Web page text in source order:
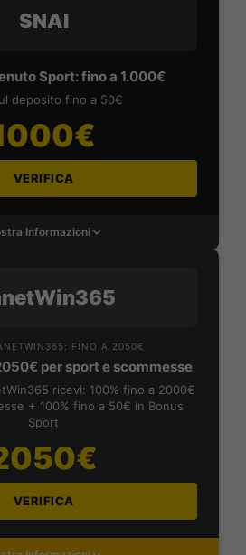
SNAI
Sport: fino a 1.000€
deposito fino a 50€
VERIFICA
Informazioni
FINO A 2050€
per sport e scommesse
ricevi: 100% fino a 2000€
+ 100% fino a 50€ in Bonus
Sport
VERIFICA